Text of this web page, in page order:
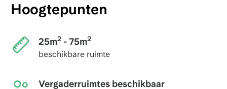
Hoogtepunten
25m2- 75m2
beschikbare ruimte
Vergaderruimtes beschikbaar